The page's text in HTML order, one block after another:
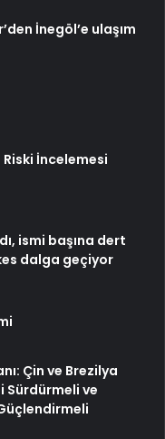
İnegöl’e ulaşım
Riski İncelemesi
ismi başına dert
dalga geçiyor
Çin ve Brezilya
ve